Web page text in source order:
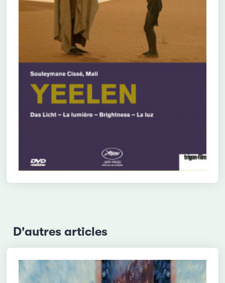
D'autres articles